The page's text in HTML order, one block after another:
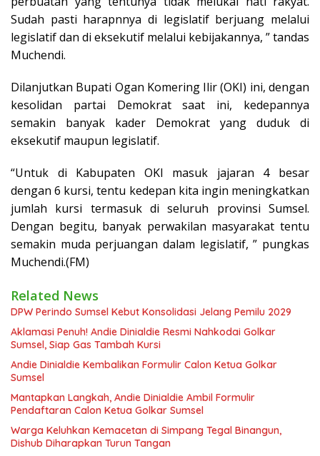
Sudah pasti harapnnya di legislatif berjuang melalui
legislatif dan di eksekutif melalui kebijakannya, ” tandas
Muchendi.
Dilanjutkan Bupati Ogan Komering Ilir (OKI) ini, dengan
kesolidan partai Demokrat saat ini, kedepannya
semakin banyak kader Demokrat yang duduk di
eksekutif maupun legislatif.
“Untuk di Kabupaten OKI masuk jajaran 4 besar
dengan 6 kursi, tentu kedepan kita ingin meningkatkan
jumlah kursi termasuk di seluruh provinsi Sumsel.
Dengan begitu, banyak perwakilan masyarakat tentu
semakin muda perjuangan dalam legislatif, ” pungkas
Muchendi.(FM)
Related News
DPW Perindo Sumsel Kebut Konsolidasi Jelang Pemilu 2029
Aklamasi Penuh! Andie Dinialdie Resmi Nahkodai Golkar
Sumsel, Siap Gas Tambah Kursi
Andie Dinialdie Kembalikan Formulir Calon Ketua Golkar
Sumsel
Mantapkan Langkah, Andie Dinialdie Ambil Formulir
Pendaftaran Calon Ketua Golkar Sumsel
Warga Keluhkan Kemacetan di Simpang Tegal Binangun,
Dishub Diharapkan Turun Tangan